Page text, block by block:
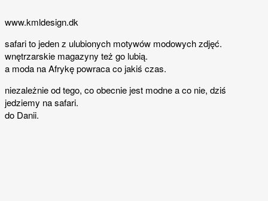
www.kmldesign.dk
safari to jeden z ulubionych motywów modowych zdjęć.
wnętrzarskie magazyny też go lubią.
a moda na Afrykę powraca co jakiś czas.
niezależnie od tego, co obecnie jest modne a co nie, dziś
jedziemy na safari.
do Danii.